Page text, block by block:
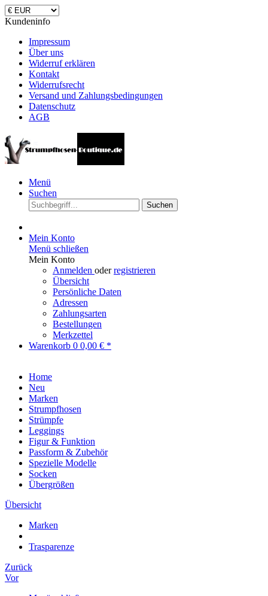
Kundeninfo
Impressum
Über uns
Widerruf erklären
Kontakt
Widerrufsrecht
Versand und Zahlungsbedingungen
Datenschutz
AGB
Menü
Suchen
Suchen
Mein Konto
Menü schließen
Mein Konto
Anmelden oderregistrieren
Übersicht
Persönliche Daten
Adressen
Zahlungsarten
Bestellungen
Merkzettel
Warenkorb 0 0,00 € *
Home
Neu
Marken
Strumpfhosen
Strümpfe
Leggings
Figur & Funktion
Passform & Zubehör
Spezielle Modelle
Socken
Übergrößen
Übersicht
Marken
Trasparenze
Zurück
Vor